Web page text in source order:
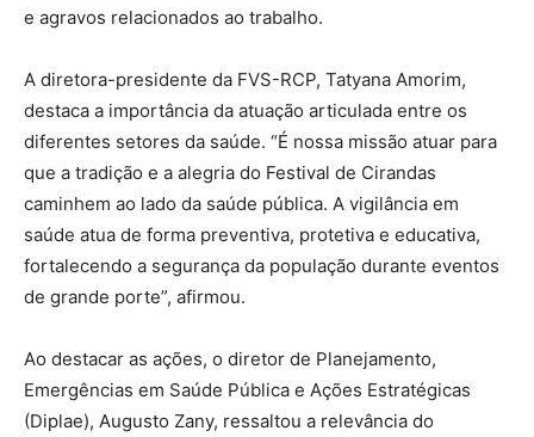
e agravos relacionados ao trabalho.
A diretora-presidente da FVS-RCP, Tatyana Amorim,
destaca a importância da atuação articulada entre os
diferentes setores da saúde. “É nossa missão atuar para
que a tradição e a alegria do Festival de Cirandas
caminhem ao lado da saúde pública. A vigilância em
saúde atua de forma preventiva, protetiva e educativa,
fortalecendo a segurança da população durante eventos
de grande porte”, afirmou.
Ao destacar as ações, o diretor de Planejamento,
Emergências em Saúde Pública e Ações Estratégicas
(Diplae), Augusto Zany, ressaltou a relevância do